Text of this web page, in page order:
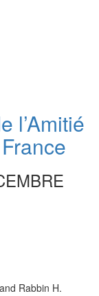
l’Amitié
Rabbin H.